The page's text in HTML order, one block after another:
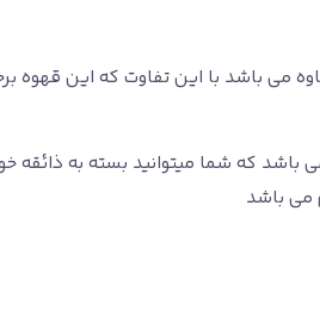
می باشد با این تفاوت که این قهوه
، مدیوم، مدیوم دارک، دارک می باشد که شما میتوانید
می باشد